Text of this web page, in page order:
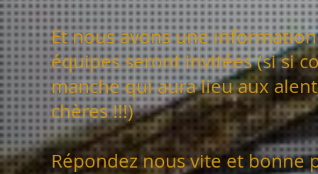
Et nous avons une
équipes seront invitées (si si
manche qui aura lieu aux
chères !!!)
Répondez nous vite et bonne